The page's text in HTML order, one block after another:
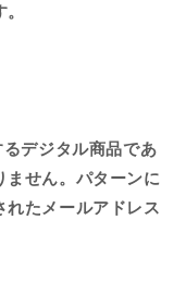
デジタル商品であ
ません。パターンに
たメールアドレス